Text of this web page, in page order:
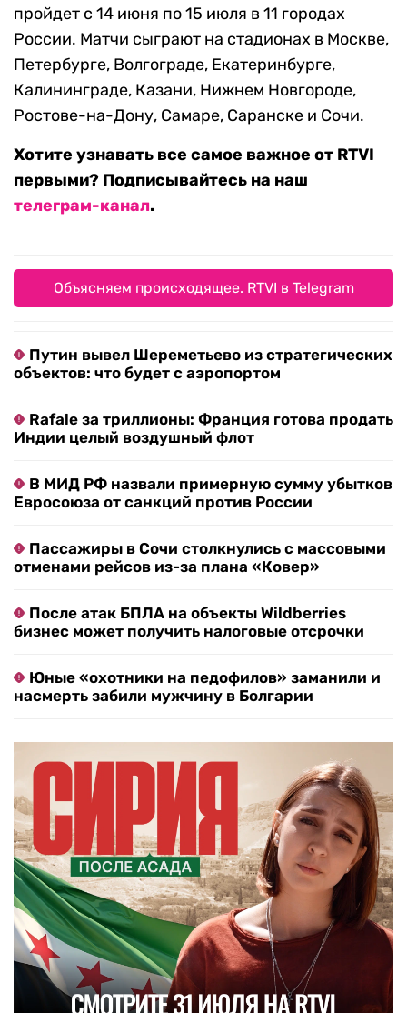
пройдет с 14 июня по 15 июля в 11 городах
России. Матчи сыграют на стадионах в Москве,
Петербурге, Волгограде, Екатеринбурге,
Калининграде, Казани, Нижнем Новгороде,
Ростове-на-Дону, Самаре, Саранске и Сочи.
Хотите узнавать все самое важное от RTVI
первыми? Подписывайтесь на наш
телеграм-канал.
Объясняем происходящее. RTVI в Telegram
Путин вывел Шереметьево из стратегических
объектов: что будет с аэропортом
Rafale за триллионы: Франция готова продать
Индии целый воздушный флот
В МИД РФ назвали примерную сумму убытков
Евросоюза от санкций против России
Пассажиры в Сочи столкнулись с массовыми
отменами рейсов из-за плана «Ковер»
После атак БПЛА на объекты Wildberries
бизнес может получить налоговые отсрочки
Юные «охотники на педофилов» заманили и
насмерть забили мужчину в Болгарии